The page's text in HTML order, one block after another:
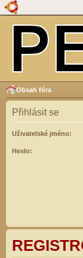
Obsah fóra
Přihlásit se
Uživatelské jméno:
Heslo: